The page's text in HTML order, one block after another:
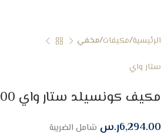
الرئيسية مكيفات مخفي
ستار واي
مكيف كونسيلد ستار واي 32800 وحدة – بارد
6,294.00ر.س شامل الضريبة